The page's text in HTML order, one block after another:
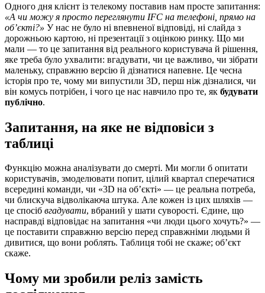
Одного дня клієнт із телекому поставив нам просте запитання:
«А чи можу я просто переглянути IFC на телефоні, прямо на
об’єкті?» У нас не було ні впевненої відповіді, ні слайда з
дорожньою картою, ні презентації з оцінкою ринку. Що ми
мали — то це запитання від реального користувача й рішення,
яке треба було ухвалити: вгадувати, чи це важливо, чи зібрати
маленьку, справжню версію й дізнатися напевне. Це чесна
історія про те, чому ми випустили 3D, перш ніж дізналися, чи
він комусь потрібен, і чого це нас навчило про те, як будувати
публічно.
Запитання, на яке не відповіси з
таблиці
Функцію можна аналізувати до смерті. Ми могли б опитати
користувачів, змоделювати попит, цілий квартал сперечатися
всередині команди, чи «3D на об’єкті» — це реальна потреба,
чи блискуча відволікаюча штука. Але кожен із цих шляхів —
це спосіб вгадувати, вбраний у шати суворості. Єдине, що
насправді відповідає на запитання «чи люди цього хочуть?» —
це поставити справжню версію перед справжніми людьми й
дивитися, що вони роблять. Таблиця тобі не скаже; об’єкт
скаже.
Чому ми зробили реліз замість